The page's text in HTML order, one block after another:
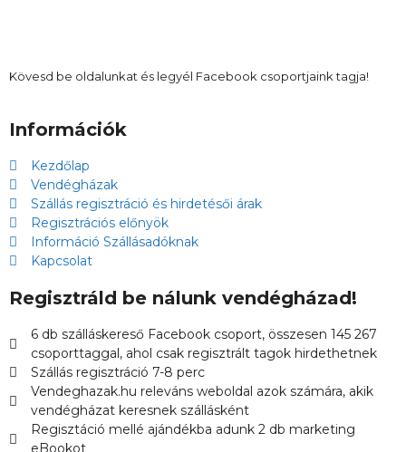
Kövesd be oldalunkat és legyél Facebook csoportjaink tagja!
Információk
Kezdőlap
Vendégházak
Szállás regisztráció és hirdetésői árak
Regisztrációs előnyök
Információ Szállásadóknak
Kapcsolat
Regisztráld be nálunk vendégházad!
6 db szálláskereső Facebook csoport, összesen 145 267
csoporttaggal, ahol csak regisztrált tagok hirdethetnek
Szállás regisztráció 7-8 perc
Vendeghazak.hu releváns weboldal azok számára, akik
vendégházat keresnek szállásként
Regisztáció mellé ajándékba adunk 2 db marketing
eBookot